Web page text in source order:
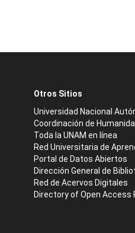
Otros Sitios
Universidad Nacional
Coordinación de
Toda la UNAM en línea
Red Universitaria de
Portal de Datos Abiertos
Dirección General de
Red de Acervos Digitales
Directory of Open Access